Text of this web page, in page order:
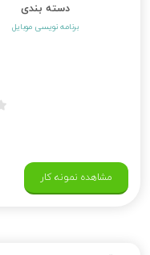
دسته بندی
برنامه نویسی موبایل
مشاهده نمونه کار